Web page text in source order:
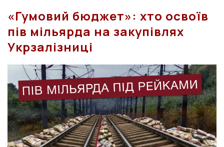
«Гумовий бюджет»: хто освоїв
пів мільярда на закупівлях
Укрзалізниці